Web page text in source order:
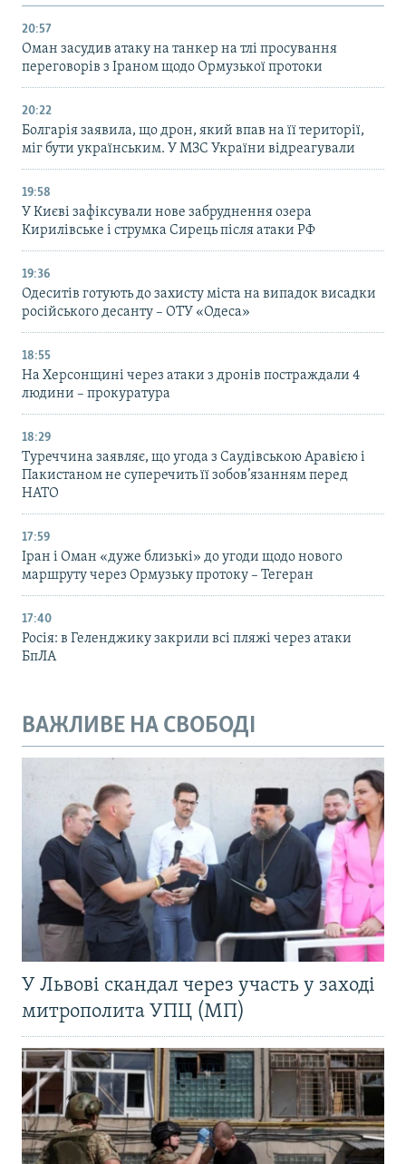
20:57
Оман засудив атаку на танкер на тлі просування
переговорів з Іраном щодо Ормузької протоки
20:22
Болгарія заявила, що дрон, який впав на її території,
міг бути українським. У МЗС України відреагували
19:58
У Києві зафіксували нове забруднення озера
Кирилівське і струмка Сирець після атаки РФ
19:36
Одеситів готують до захисту міста на випадок висадки
російського десанту – ОТУ «Одеса»
18:55
На Херсонщині через атаки з дронів постраждали 4
людини – прокуратура
18:29
Туреччина заявляє, що угода з Саудівською Аравією і
Пакистаном не суперечить її зобов’язанням перед
НАТО
17:59
Іран і Оман «дуже близькі» до угоди щодо нового
маршруту через Ормузьку протоку – Тегеран
17:40
Росія: в Геленджику закрили всі пляжі через атаки
БпЛА
ВАЖЛИВЕ НА СВОБОДІ
У Львові скандал через участь у заході
митрополита УПЦ (МП)